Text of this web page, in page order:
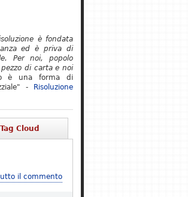
è fondata
ed è priva di
Per noi, popolo
di carta e noi
è una forma di
-
Risoluzione
Tag Cloud
il commento